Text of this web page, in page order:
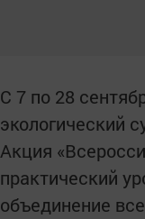
С 7 по 28
экологический
Акция
практический
объединение